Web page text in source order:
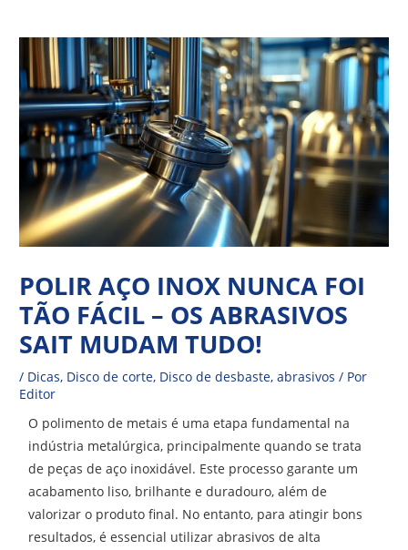
para
conteúdo
POLIR AÇO INOX NUNCA FOI
TÃO FÁCIL – OS ABRASIVOS
SAIT MUDAM TUDO!
/ Dicas, Disco de corte, Disco de desbaste,abrasivos / Por
Editor
O polimento de metais é uma etapa fundamental na
indústria metalúrgica, principalmente quando se trata
de peças de aço inoxidável. Este processo garante um
acabamento liso, brilhante e duradouro, além de
valorizar o produto final. No entanto, para atingir bons
resultados, é essencial utilizar abrasivos de alta
de
Post